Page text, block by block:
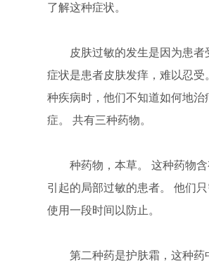
了解这种症状。
皮肤过敏的发生是因为患者
症状是患者皮肤发痒，难以忍
种疾病时，他们不知道如何地
症。 共有三种药物。
种药物，本草。 这种药物含
引起的局部过敏的患者。 他们
使用一段时间以防止。
第二种药是护肤霜，这种药